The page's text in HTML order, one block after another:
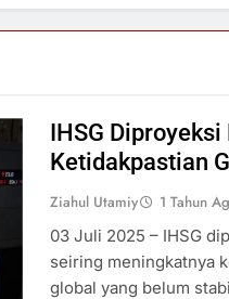
IHSG
Ketidakpastian
Ziahul Utamiy 1 Tahun
03 Juli 2025 – IHSG
seiring meningkatnya
global yang belum